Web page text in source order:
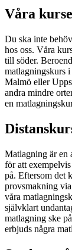
Våra
Du ska inte
hos oss. Våra
till söder.
matlagningskurs
Malmö eller
andra mindre
en
Matlagning är en
för att
på. Eftersom det
provsmakning
våra
självklart
matlagning ske
erbjuds några